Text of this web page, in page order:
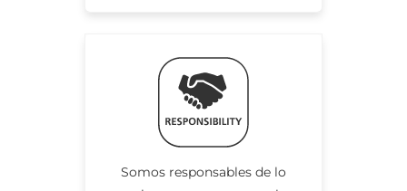
Somos responsables de lo